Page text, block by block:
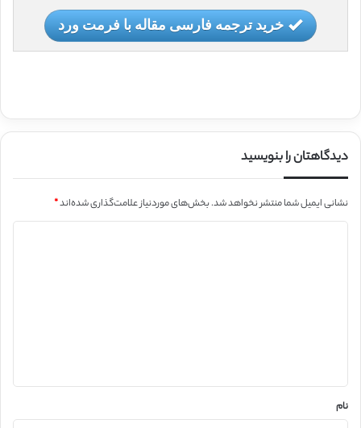
خرید ترجمه فارسی مقاله با فرمت ورد
دیدگاهتان را بنویسید
نشانی ایمیل شما منتشر نخواهد شد.بخش‌های موردنیاز علامت‌گذاری شده‌اند*
نام